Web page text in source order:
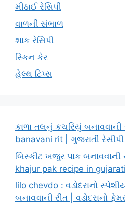
મીઠાઈ રેસિપી
વાળની સંભાળ
શાક રેસિપી
સ્કિન કેર
હેલ્થ ટિપ્સ
કાળા તલનું કચરિયું
banavani rit | ગુજરાતી રેસીપી
બિસ્કીટ ખજુર પાક બનાવવાની
khajur pak recipe in gujarati
lilo chevdo : વડોદરાનો
બનાવવાની રીત | વડોદરાનો